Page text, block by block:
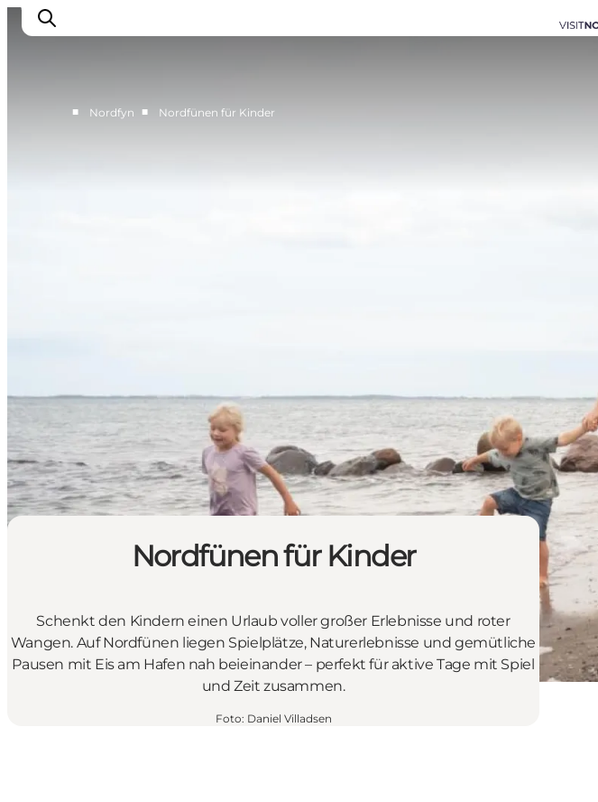
■ Nordfyn ■ Nordfünen für Kinder
Nordfünen für Kinder
Schenkt den Kindern einen Urlaub voller großer Erlebnisse und roter
Wangen. Auf Nordfünen liegen Spielplätze, Naturerlebnisse und gemütliche
Pausen mit Eis am Hafen nah beieinander – perfekt für aktive Tage mit Spiel
und Zeit zusammen.
Foto: Daniel Villadsen